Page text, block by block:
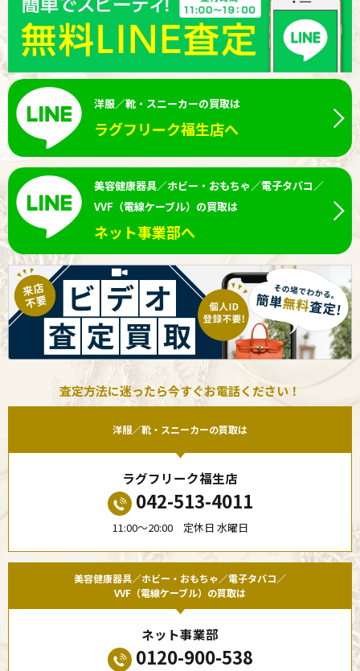
洋服／靴・スニーカーの買取は
ラグフリーク福生店へ
美容健康器具／ホビー・おもちゃ／電子タバコ／
VVF（電線ケーブル）の買取は
ネット事業部へ
査定方法に迷ったら今すぐお電話ください！
洋服／靴・スニーカーの買取は
ラグフリーク福生店
042-513-4011
11:00〜20:00 定休日 水曜日
美容健康器具／ホビー・おもちゃ／電子タバコ／
VVF（電線ケーブル）の買取は
ネット事業部
0120-900-538